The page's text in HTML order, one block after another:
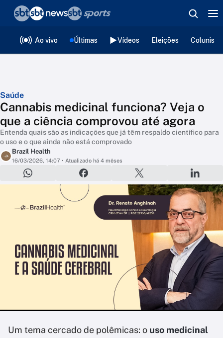
Ao vivo Últimas Vídeos Eleições
Saúde
Cannabis medicinal funciona? Veja o
que a ciência comprovou até agora
Entenda quais são as indicações que já têm respaldo científico para
o uso e o que ainda não está comprovado
Brazil Health
16/03/2026, 14:07 • Atualizado há 4 mêses
Um tema cercado de polêmicas: o uso medicinal
❮voltar
Editorias